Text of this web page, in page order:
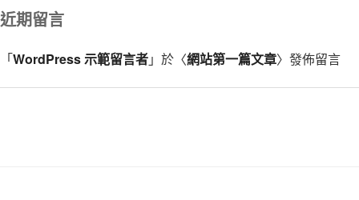
近期留言
「WordPress 示範留言者」於〈網站第一篇文章〉發佈留言